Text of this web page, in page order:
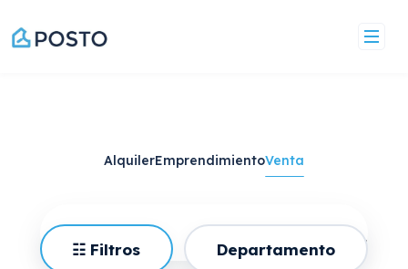
AlquilerEmprendimientoVenta
Barrio
☷ Filtros Departamento